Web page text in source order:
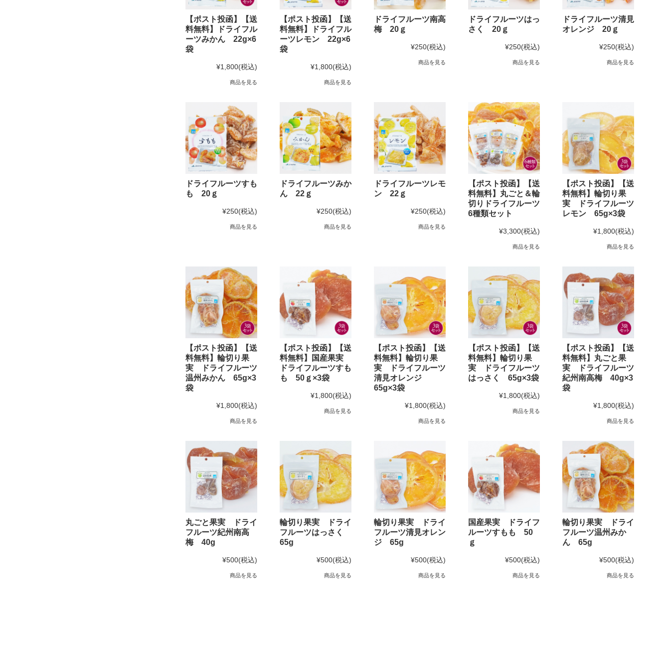
【ポスト投函】【送
料無料】ドライフル
ーツみかん 22g×6
袋
¥1,800(税込)
商品を見る
【ポスト投函】【送
料無料】ドライフル
ーツレモン 22g×6
袋
¥1,800(税込)
商品を見る
ドライフルーツ南高
梅 20ｇ
¥250(税込)
商品を見る
ドライフルーツはっ
さく 20ｇ
¥250(税込)
商品を見る
ドライフルーツ清見
オレンジ 20ｇ
¥250(税込)
商品を見る
ドライフルーツすも
も 20ｇ
¥250(税込)
商品を見る
ドライフルーツみか
ん 22ｇ
¥250(税込)
商品を見る
ドライフルーツレモ
ン 22ｇ
¥250(税込)
商品を見る
【ポスト投函】【送
料無料】丸ごと＆輪
切りドライフルーツ
6種類セット
¥3,300(税込)
商品を見る
【ポスト投函】【送
料無料】輪切り果
実 ドライフルーツ
レモン 65g×3袋
¥1,800(税込)
商品を見る
【ポスト投函】【送
料無料】輪切り果
実 ドライフルーツ
温州みかん 65g×3
袋
¥1,800(税込)
商品を見る
【ポスト投函】【送
料無料】国産果実
ドライフルーツすも
も 50ｇ×3袋
¥1,800(税込)
商品を見る
【ポスト投函】【送
料無料】輪切り果
実 ドライフルーツ
清見オレンジ
65g×3袋
¥1,800(税込)
商品を見る
【ポスト投函】【送
料無料】輪切り果
実 ドライフルーツ
はっさく 65g×3袋
¥1,800(税込)
商品を見る
【ポスト投函】【送
料無料】丸ごと果
実 ドライフルーツ
紀州南高梅 40g×3
袋
¥1,800(税込)
商品を見る
丸ごと果実 ドライ
フルーツ紀州南高
梅 40g
¥500(税込)
商品を見る
輪切り果実 ドライ
フルーツはっさく
65g
¥500(税込)
商品を見る
輪切り果実 ドライ
フルーツ清見オレン
ジ 65g
¥500(税込)
商品を見る
国産果実 ドライフ
ルーツすもも 50
ｇ
¥500(税込)
商品を見る
輪切り果実 ドライ
フルーツ温州みか
ん 65g
¥500(税込)
商品を見る